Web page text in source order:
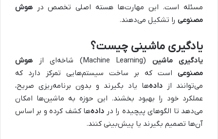
مسئله است. این مهارت‌ها هسته اصلی تخصص در هوش
مصنوعی را تشکیل می‌دهند.
یادگیری ماشینی چیست؟
یادگیری ماشین (Machine Learning) شاخه‌ای از
هوش
مصنوعی است که بر ساخت سیستم‌هایی تمرکز دارد که
می‌توانند از داده‌ها یاد بگیرند و بدون برنامه‌ریزی صریح،
عملکرد خود را بهبود بخشند. این حوزه به ماشین‌ها امکان
می‌دهد تا الگوهای پیچیده را در داده‌ها کشف کرده و بر اساس
آن‌ها تصمیم بگیرند یا پیش‌بینی کنند.